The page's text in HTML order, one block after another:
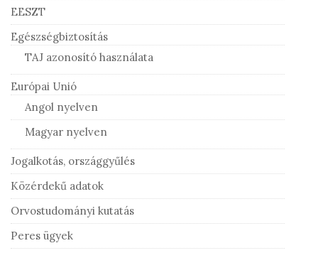
EESZT
Egészségbiztosítás
TAJ azonosító használata
Európai Unió
Angol nyelven
Magyar nyelven
Jogalkotás, országgyűlés
Közérdekű adatok
Orvostudományi kutatás
Peres ügyek